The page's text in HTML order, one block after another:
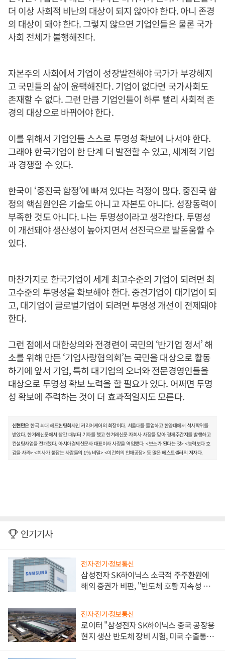
더 이상 사회적 비난의 대상이 되지 않아야 한다. 아니 존경
의 대상이 돼야 한다. 그렇지 않으면 기업인들은 물론 국가
사회 전체가 불행해진다.
자본주의 사회에서 기업이 성장발전해야 국가가 부강해지
고 국민들의 삶이 윤택해진다. 기업이 없다면 국가사회도
존재할 수 없다. 그런 만큼 기업인들이 하루 빨리 사회적 존
경의 대상으로 바뀌어야 한다.
이를 위해서 기업인들 스스로 투명성 확보에 나서야 한다.
그래야 한국기업이 한 단계 더 발전할 수 있고, 세계적 기업
과 경쟁할 수 있다.
한국이 ‘중진국 함정’에 빠져 있다는 걱정이 많다. 중진국 함
정의 핵심원인은 기술도 아니고 자본도 아니다. 성장동력이
부족한 것도 아니다. 나는 투명성이라고 생각한다. 투명성
이 개선돼야 생산성이 높아지면서 선진국으로 발돋움할 수
있다.
마찬가지로 한국기업이 세계 최고수준의 기업이 되려면 최
고수준의 투명성을 확보해야 한다. 중견기업이 대기업이 되
고, 대기업이 글로벌기업이 되려면 투명성 개선이 전제돼야
한다.
그런 점에서 대한상의와 전경련이 국민의 ‘반기업 정서’ 해
소를 위해 만든 ‘기업사랑협의회’는 국민을 대상으로 활동
하기에 앞서 기업, 특히 대기업의 오너와 전문경영인들을
대상으로 투명성 확보 노력을 할 필요가 있다. 어쩌면 투명
성 확보에 주력하는 것이 더 효과적일지도 모른다.
신현만은 한국 최대 헤드헌팅회사인 커리어케어의 회장이다. 서울대를 졸업하고 한양대에서 석사학위를
받았다. 한겨레신문에서 창간 때부터 기자를 했고 한겨레신문 자회사 사장을 맡아 경제주간지를 발행하고
컨설팅사업을 전개했다. 아시아경제신문사 대표이사 사장을 역임했다. <보스가 된다는 것> <능력보다 호
감을 사라> <회사가 붙잡는 사람들의 1% 비밀> <이건희의 인재공장> 등 많은 베스트셀러의 저자다.
인기기사
전자·전기·정보통신
삼성전자 SK하이닉스 소극적 주주환원에
해외 증권가 비판, "반도체 호황 지속성 의
전자·전기·정보통신
로이터 "삼성전자 SK하이닉스 중국 공장용
현지 생산 반도체 장비 시험, 미국 수출통제